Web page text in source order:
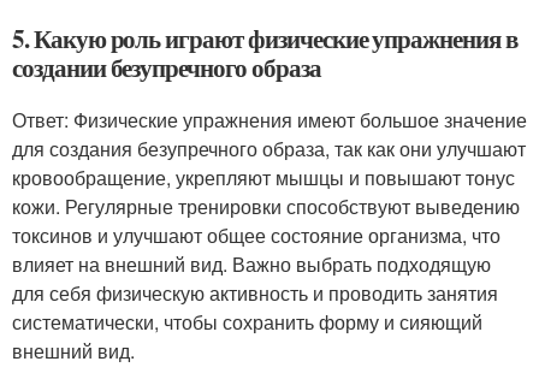
5. Какую роль играют физические упражнения в
создании безупречного образа
Ответ: Физические упражнения имеют большое значение
для создания безупречного образа, так как они улучшают
кровообращение, укрепляют мышцы и повышают тонус
кожи. Регулярные тренировки способствуют выведению
токсинов и улучшают общее состояние организма, что
влияет на внешний вид. Важно выбрать подходящую
для себя физическую активность и проводить занятия
систематически, чтобы сохранить форму и сияющий
внешний вид.